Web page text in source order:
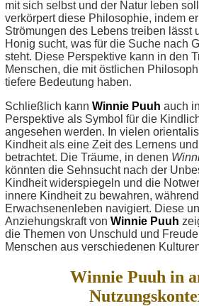
mit sich selbst und der Natur leben
verkörpert diese Philosophie, indem
Strömungen des Lebens treiben lässt
Honig sucht, was für die Suche nach
steht. Diese Perspektive kann in den
Menschen, die mit östlichen
tiefere Bedeutung haben.
Schließlich kann Winnie Puuh auch
Perspektive als Symbol für die
angesehen werden. In vielen
Kindheit als eine Zeit des Lernens
betrachtet. Die Träume, in denen
könnten die Sehnsucht nach der
Kindheit widerspiegeln und die
innere Kindheit zu bewahren,
Erwachsenenleben navigiert. Diese
Anziehungskraft von Winnie Puuh
die Themen von Unschuld und
Menschen aus verschiedenen
Winnie Puuh in